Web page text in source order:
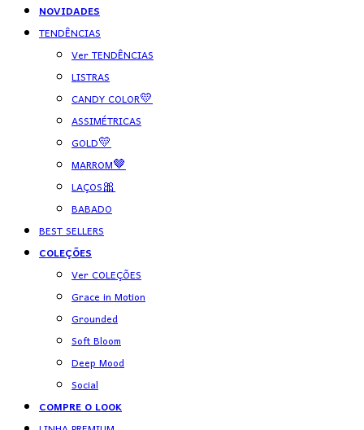
NOVIDADES
TENDÊNCIAS
Ver TENDÊNCIAS
LISTRAS
CANDY COLOR💛
ASSIMÉTRICAS
GOLD💛
MARROM🤎
LAÇOS🎀
BABADO
BEST SELLERS
COLEÇÕES
Ver COLEÇÕES
Grace in Motion
Grounded
Soft Bloom
Deep Mood
Social
COMPRE O LOOK